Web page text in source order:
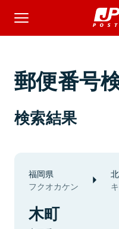
郵便番号
検索結果
福岡県
フクオカケン
木町